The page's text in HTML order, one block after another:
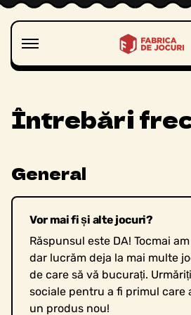
Salt la
conținut
Întrebări
General
Vor mai fi și alte jocuri?
Răspunsul este DA! Tocmai am
dar lucrăm deja la mai multe
de care să vă bucurați.
sociale pentru a fi primul care
un produs nou!